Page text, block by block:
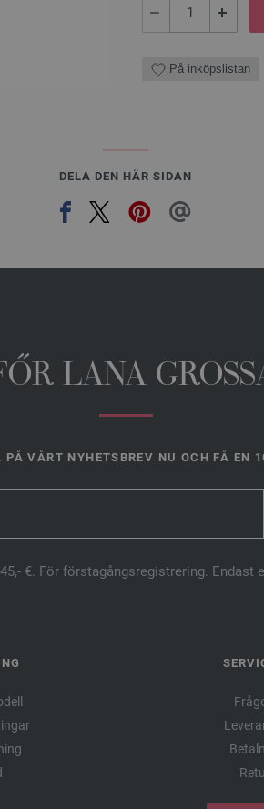
På inköpslistan
DELA DEN HÄR SIDAN
LANA
PÅ VÅRT NYHETSBREV NU OCH FÅ EN
€. För förstagångsregistrering.